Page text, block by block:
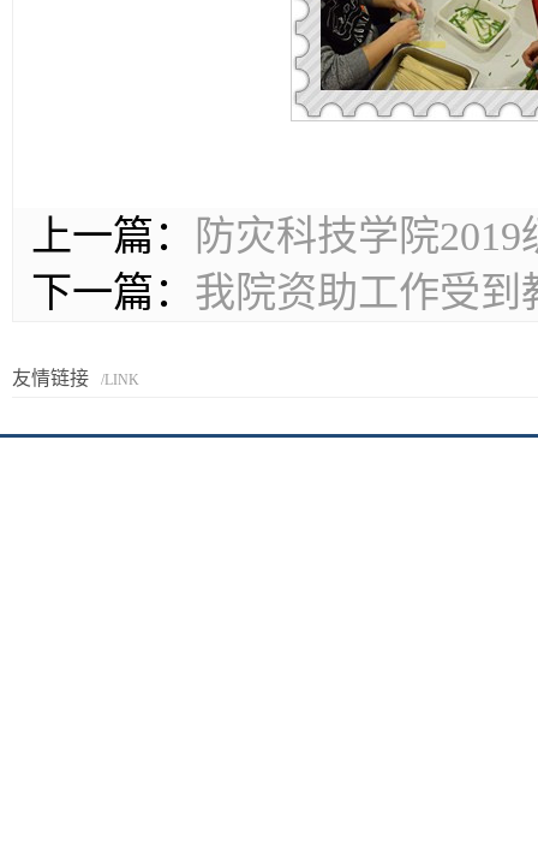
上一篇：
防灾科技学院
下一篇： 我院资助工作受到
友情链接 /LINK